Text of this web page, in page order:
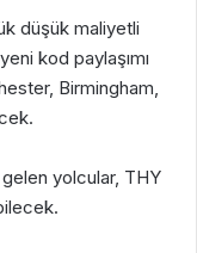
düşük maliyetli
kod paylaşımı
Birmingham,
gelen yolcular, THY